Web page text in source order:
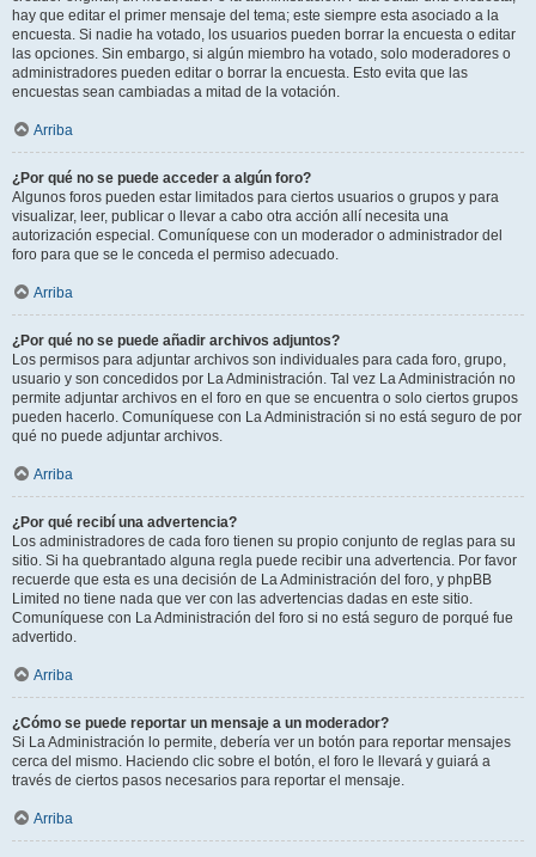
hay que editar el primer mensaje del tema; este siempre esta asociado a la
encuesta. Si nadie ha votado, los usuarios pueden borrar la encuesta o editar
las opciones. Sin embargo, si algún miembro ha votado, solo moderadores o
administradores pueden editar o borrar la encuesta. Esto evita que las
encuestas sean cambiadas a mitad de la votación.
Arriba
¿Por qué no se puede acceder a algún foro?
Algunos foros pueden estar limitados para ciertos usuarios o grupos y para
visualizar, leer, publicar o llevar a cabo otra acción allí necesita una
autorización especial. Comuníquese con un moderador o administrador del
foro para que se le conceda el permiso adecuado.
Arriba
¿Por qué no se puede añadir archivos adjuntos?
Los permisos para adjuntar archivos son individuales para cada foro, grupo,
usuario y son concedidos por La Administración. Tal vez La Administración no
permite adjuntar archivos en el foro en que se encuentra o solo ciertos grupos
pueden hacerlo. Comuníquese con La Administración si no está seguro de por
qué no puede adjuntar archivos.
Arriba
¿Por qué recibí una advertencia?
Los administradores de cada foro tienen su propio conjunto de reglas para su
sitio. Si ha quebrantado alguna regla puede recibir una advertencia. Por favor
recuerde que esta es una decisión de La Administración del foro, y phpBB
Limited no tiene nada que ver con las advertencias dadas en este sitio.
Comuníquese con La Administración del foro si no está seguro de porqué fue
advertido.
Arriba
¿Cómo se puede reportar un mensaje a un moderador?
Si La Administración lo permite, debería ver un botón para reportar mensajes
cerca del mismo. Haciendo clic sobre el botón, el foro le llevará y guiará a
través de ciertos pasos necesarios para reportar el mensaje.
Arriba